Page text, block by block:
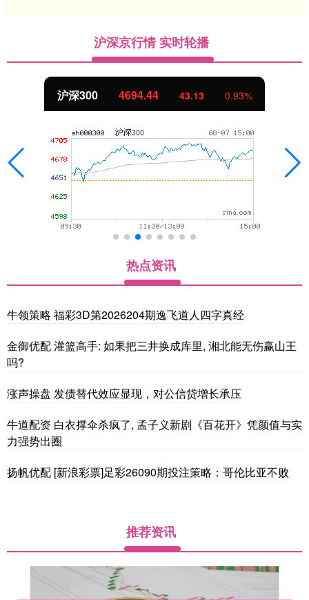
沪深京行情 实时轮播
43.13 0.93%
热点资讯
牛领策略 福彩3D第2026204期逸飞道人四字真经
金御优配 灌篮高手: 如果把三井换成库里, 湘北能无伤赢山王
吗?
涨声操盘 发债替代效应显现，对公信贷增长承压
牛道配资 白衣撑伞杀疯了, 孟子义新剧《百花开》凭颜值与实
力强势出圈
扬帆优配 [新浪彩票]足彩26090期投注策略：哥伦比亚不败
推荐资讯